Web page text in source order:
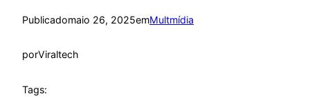
Publicadomaio 26, 2025emMultmídia
porViraltech
Tags: